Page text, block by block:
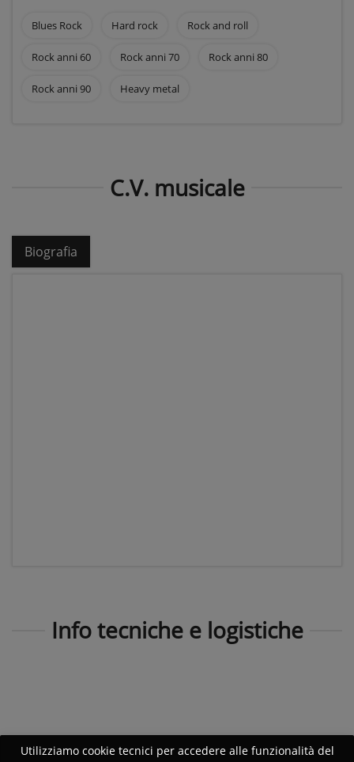
Blues Rock Hard rock Rock and roll
Rock anni 60 Rock anni 70 Rock anni 80
Rock anni 90 Heavy metal
C.V. musicale
Biografia
Info tecniche e logistiche
Utilizziamo cookie tecnici per accedere alle funzionalità del